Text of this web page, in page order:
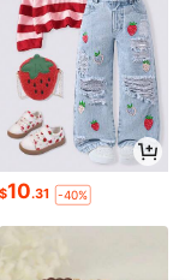
$10.31 -40%